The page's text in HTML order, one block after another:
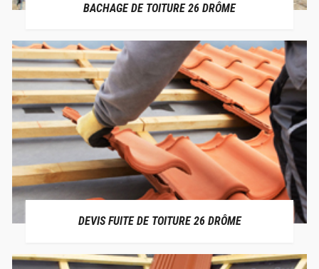
BACHAGE DE TOITURE 26 DRÔME
DEVIS FUITE DE TOITURE 26 DRÔME